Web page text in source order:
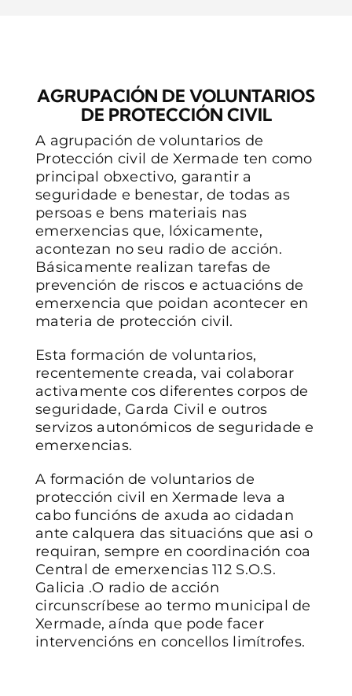
AGRUPACIÓN DE VOLUNTARIOS
DE PROTECCIÓN CIVIL
A agrupación de voluntarios de
Protección civil de Xermade ten como
principal obxectivo, garantir a
seguridade e benestar, de todas as
persoas e bens materiais nas
emerxencias que, lóxicamente,
acontezan no seu radio de acción.
Básicamente realizan tarefas de
prevención de riscos e actuacións de
emerxencia que poidan acontecer en
materia de protección civil.
Esta formación de voluntarios,
recentemente creada, vai colaborar
activamente cos diferentes corpos de
seguridade, Garda Civil e outros
servizos autonómicos de seguridade e
emerxencias.
A formación de voluntarios de
protección civil en Xermade leva a
cabo funcións de axuda ao cidadan
ante calquera das situacións que asi o
requiran, sempre en coordinación coa
Central de emerxencias 112 S.O.S.
Galicia .O radio de acción
circunscríbese ao termo municipal de
Xermade, aínda que pode facer
intervencións en concellos limítrofes.